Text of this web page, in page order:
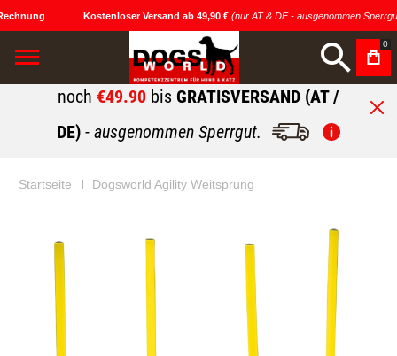
Kostenloser Versand ab 49,90 €(nur AT & DE - ausgenommen
0
noch €49.90 bis GRATISVERSAND (AT /
DE) - ausgenommen Sperrgut.
Startseite Dogsworld Agility Weitsprung
Bildgalerie
springen
Bildgalerie
springen